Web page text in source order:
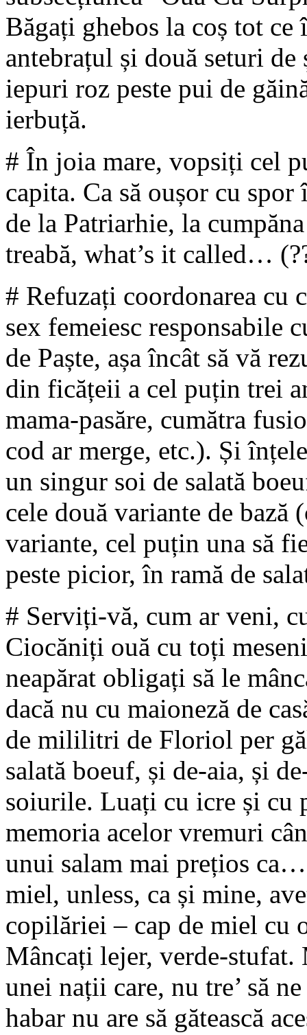
Băgați ghebos la coș tot
antebrațul și două seturi
iepuri roz peste pui de
ierbuță.
# În joia mare, vopsiți cel
capita. Ca să oușor cu
de la Patriarhie, la
treabă, what’s it called…
# Refuzați coordonarea cu
sex femeiesc responsabile
de Paște, așa încât să vă
din ficățeii a cel puțin trei
mama-pasăre, cumătra
cod ar merge, etc.). Și
un singur soi de salată
cele două variante de
variante, cel puțin una să
peste picior, în ramă de
# Serviți-vă, cum ar veni,
Ciocăniți ouă cu toți
neapărat obligați să le
dacă nu cu maioneză de
de mililitri de Floriol per
salată boeuf, și de-aia, și
soiurile. Luați cu icre și cu
memoria acelor vremuri
unui salam mai prețios
miel, unless, ca și mine,
copilăriei – cap de miel cu
Mâncați lejer, verde-
unei nații care, nu tre’ să
habar nu are să gătească